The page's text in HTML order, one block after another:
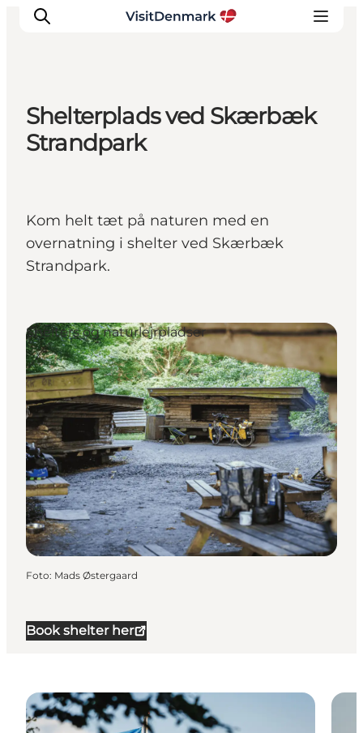
Inspiration
Destinationer
Planlæg ferien
Shelterplads ved Skærbæk
Strandpark
Kom helt tæt på naturen med en
overnatning i shelter ved Skærbæk
Strandpark.
Book shelter her
Shelters og naturlejrpladser
Foto: Mads Østergaard